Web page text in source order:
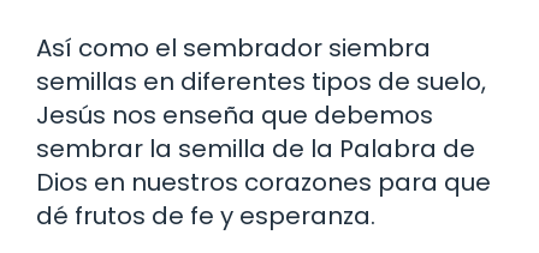
Así como el sembrador siembra
semillas en diferentes tipos de suelo,
Jesús nos enseña que debemos
sembrar la semilla de la Palabra de
Dios en nuestros corazones para que
dé frutos de fe y esperanza.